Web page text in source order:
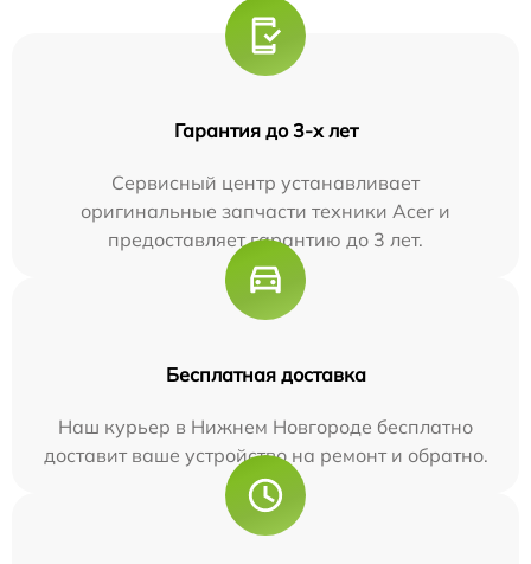
Гарантия до 3-х лет
Сервисный центр устанавливает
оригинальные запчасти техники Acer и
предоставляет гарантию до 3 лет.
Бесплатная доставка
Наш курьер в Нижнем Новгороде бесплатно
доставит ваше устройство на ремонт и обратно.